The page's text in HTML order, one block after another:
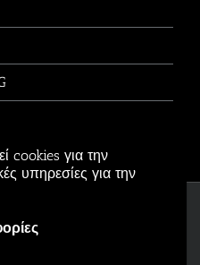
cookies για την
υπηρεσίες για την
by